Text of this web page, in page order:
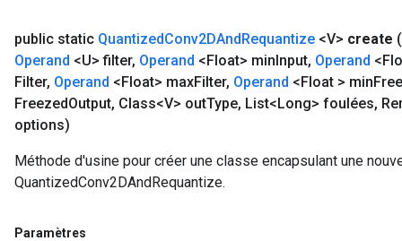
public static QuantizedConv2DAndRequantize <V> create
Operand <U> filter, Operand <Float> minInput, Operand
Filter, Operand <Float> maxFilter, Operand <Float > min
FreezedOutput, Class<V> outType, List<Long> foulées,
options)
Méthode d'usine pour créer une classe encapsulant une
QuantizedConv2DAndRequantize.
Paramètres